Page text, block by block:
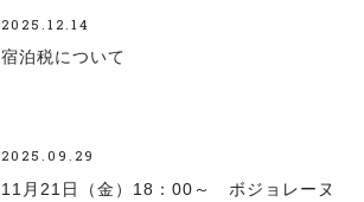
2025.12.14
宿泊税について
2025.09.29
11月21日（金）18：00～ ボジョレーヌ